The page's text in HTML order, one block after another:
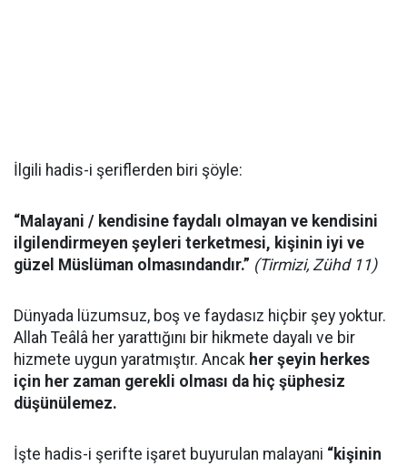
İlgili hadis-i şeriflerden biri şöyle:
“Malayani / kendisine faydalı olmayan ve kendisini
ilgilendirmeyen şeyleri terketmesi, kişinin iyi ve
güzel Müslüman olmasındandır.” (Tirmizi, Zühd 11)
Dünyada lüzumsuz, boş ve faydasız hiçbir şey yoktur.
Allah Teâlâ her yarattığını bir hikmete dayalı ve bir
hizmete uygun yaratmıştır. Ancak her şeyin herkes
için her zaman gerekli olması da hiç şüphesiz
düşünülemez.
İşte hadis-i şerifte işaret buyurulan malayani “kişinin